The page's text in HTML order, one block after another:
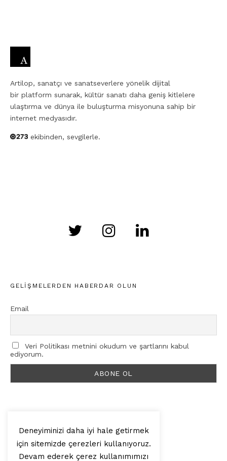
Artilop, sanatçı ve sanatseverlere yönelik dijital
bir platform sunarak, kültür sanatı daha geniş kitlelere
ulaştırma ve dünya ile buluşturma misyonuna sahip bir
internet medyasıdır.
ekibinden, sevgilerle.
GELIŞMELERDEN HABERDAR OLUN
Email
Veri Politikası metnini okudum ve şartlarını kabul
ediyorum.
© 2025, Artilop
Deneyiminizi daha iyi hale getirmek
için sitemizde çerezleri kullanıyoruz.
Devam ederek çerez kullanımımızı